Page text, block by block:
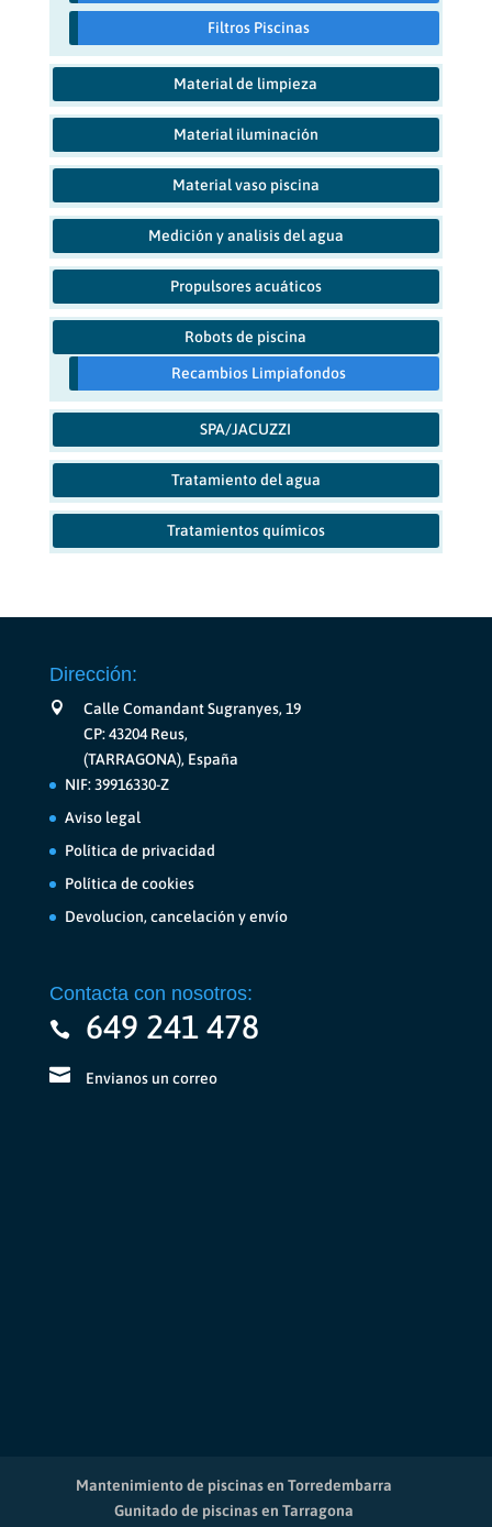
Filtros Piscinas
Material de limpieza
Material iluminación
Material vaso piscina
Medición y analisis del agua
Propulsores acuáticos
Robots de piscina
Recambios Limpiafondos
SPA/JACUZZI
Tratamiento del agua
Tratamientos químicos
Dirección:
Calle Comandant Sugranyes, 19
CP: 43204 Reus,
(TARRAGONA), España
NIF: 39916330-Z
Aviso legal
Política de privacidad
Política de cookies
Devolucion, cancelación y envío
Contacta con nosotros:
649 241 478
Envianos un correo
Mantenimiento de piscinas en Torredembarra
Gunitado de piscinas en Tarragona